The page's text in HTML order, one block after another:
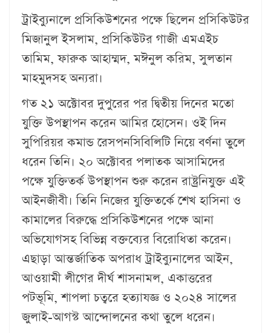
ট্রাইব্যুনালে প্রসিকিউশনের পক্ষে ছিলেন প্রসিকিউটর
মিজানুল ইসলাম, প্রসিকিউটর গাজী এমএইচ
তামিম, ফারুক আহাম্মদ, মঈনুল করিম, সুলতান
মাহমুদসহ অন্যরা।
গত ২১ অক্টোবর দুপুরের পর দ্বিতীয় দিনের মতো
যুক্তি উপস্থাপন করেন আমির হোসেন। ওই দিন
সুপিরিয়র কমান্ড রেসপনসিবিলিটি নিয়ে বর্ণনা তুলে
ধরেন তিনি। ২০ অক্টোবর পলাতক আসামিদের
পক্ষে যুক্তিতর্ক উপস্থাপন শুরু করেন রাষ্ট্রনিযুক্ত এই
আইনজীবী। তিনি নিজের যুক্তিতর্কে শেখ হাসিনা ও
কামালের বিরুদ্ধে প্রসিকিউশনের পক্ষে আনা
অভিযোগসহ বিভিন্ন বক্তব্যের বিরোধিতা করেন।
এছাড়া আন্তর্জাতিক অপরাধ ট্রাইব্যুনালের আইন,
আওয়ামী লীগের দীর্ঘ শাসনামল, একাত্তরের
পটভূমি, শাপলা চত্বরে হত্যাযজ্ঞ ও ২০২৪ সালের
জুলাই-আগস্ট আন্দোলনের কথা তুলে ধরেন।